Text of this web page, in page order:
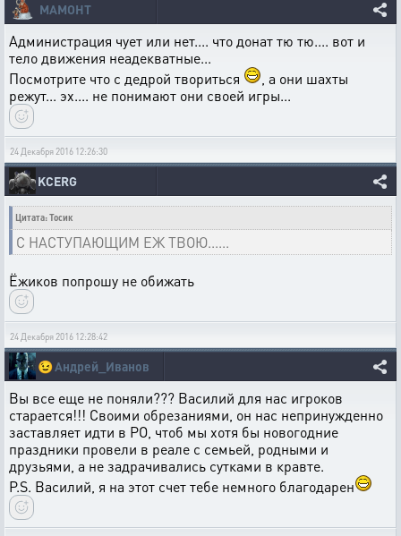
MAMOHT
Администрация чует или нет.... что донат тю тю.... вот и
тело движения неадекватные...
Посмотрите что с дедрой твориться
, а они шахты
режут... эх.... не понимают они своей игры...
24 Декабря 2016 12:26:30
KCERG
Цитата: Тосик
С НАСТУПАЮЩИМ ЕЖ ТВОЮ......
Ёжиков попрошу не обижать
24 Декабря 2016 12:28:42
😉Андрей_Иванов
Вы все еще не поняли??? Василий для нас игроков
старается!!! Своими обрезаниями, он нас непринужденно
заставляет идти в РО, чтоб мы хотя бы новогодние
праздники провели в реале с семьей, родными и
друзьями, а не задрачивались сутками в кравте.
P.S. Василий, я на этот счет тебе немного благодарен